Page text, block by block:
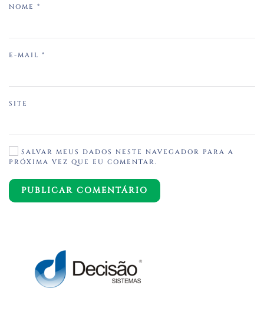
NOME *
E-MAIL *
SITE
SALVAR MEUS DADOS NESTE NAVEGADOR PARA A
PRÓXIMA VEZ QUE EU COMENTAR.
PUBLICAR COMENTÁRIO